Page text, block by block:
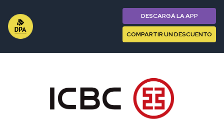
DESCARGÁ LA APP
COMPARTIR UN DESCUENTO